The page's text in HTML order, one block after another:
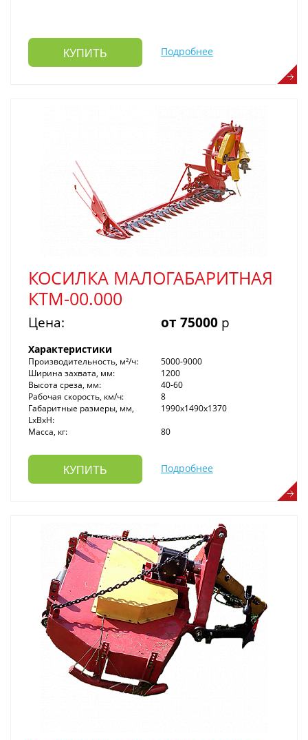
КУПИТЬ Подробнее
КОСИЛКА МАЛОГАБАРИТНАЯ
КТМ-00.000
Цена: от 75000 р
Характеристики
Производительность, м²/ч:
5000-9000
Ширина захвата, мм:
1200
Высота среза, мм:
40-60
Рабочая скорость, км/ч:
8
Габаритные размеры, мм,
LxBxH:
1990х1490х1370
Масса, кг:
80
КУПИТЬ Подробнее